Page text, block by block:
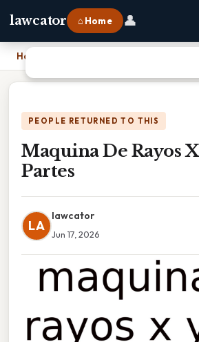
lawcator ⌂ Home 👤
Home
PEOPLE RETURNED TO THIS
Maquina De Rayos X
Partes
LA
lawcator
Jun 17, 2026